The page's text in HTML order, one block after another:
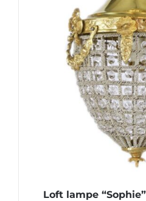
Loft lampe